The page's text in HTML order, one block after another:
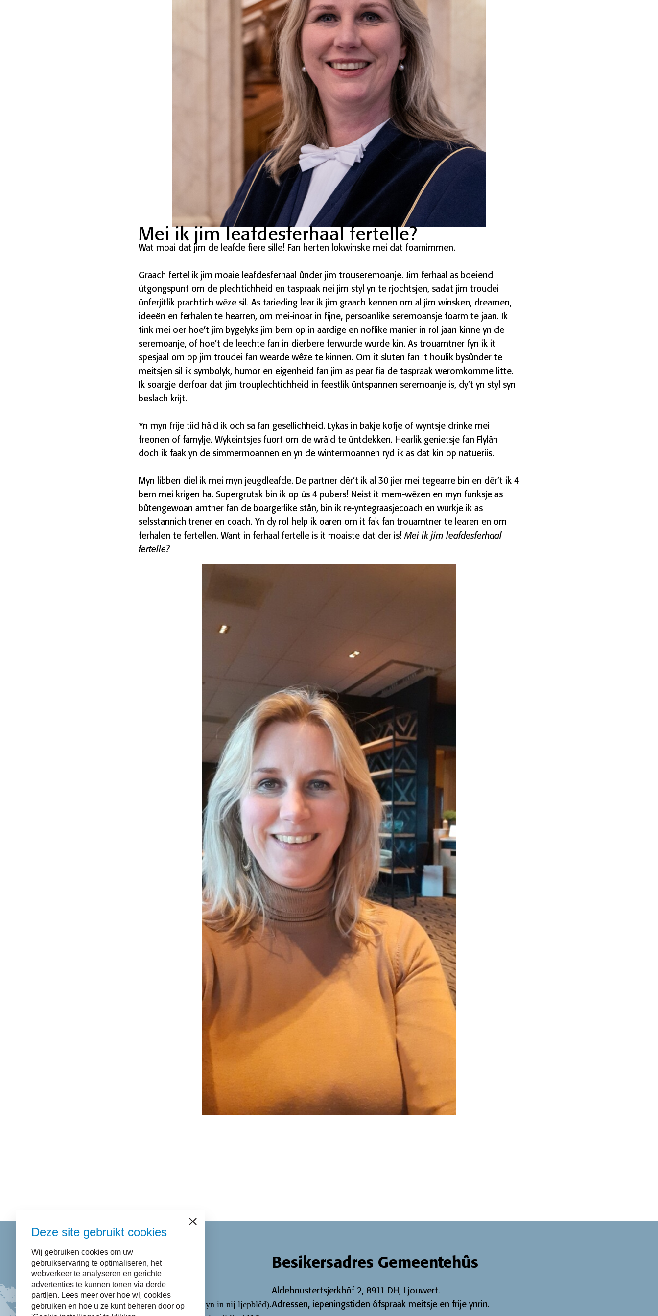
Mei ik jim leafdesferhaal fertelle?
Wat moai dat jim de leafde fiere sille! Fan herten lokwinske mei dat foarnimmen.
Graach fertel ik jim moaie leafdesferhaal ûnder jim trouseremoanje. Jim ferhaal as boeiend
útgongspunt om de plechtichheid en taspraak nei jim styl yn te rjochtsjen, sadat jim troudei
ûnferjitlik prachtich wêze sil. As tarieding lear ik jim graach kennen om al jim winsken, dreamen,
ideeën en ferhalen te hearren, om mei-inoar in fijne, persoanlike seremoansje foarm te jaan. Ik
tink mei oer hoe’t jim bygelyks jim bern op in aardige en noflike manier in rol jaan kinne yn de
seremoanje, of hoe’t de leechte fan in dierbere ferwurde wurde kin. As trouamtner fyn ik it
spesjaal om op jim troudei fan wearde wêze te kinnen. Om it sluten fan it houlik bysûnder te
meitsjen sil ik symbolyk, humor en eigenheid fan jim as pear fia de taspraak weromkomme litte.
Ik soargje derfoar dat jim trouplechtichheid in feestlik ûntspannen seremoanje is, dy’t yn styl syn
beslach krijt.
Yn myn frije tiid hâld ik och sa fan gesellichheid. Lykas in bakje kofje of wyntsje drinke mei
freonen of famylje. Wykeintsjes fuort om de wrâld te ûntdekken. Hearlik genietsje fan Flylân
doch ik faak yn de simmermoannen en yn de wintermoannen ryd ik as dat kin op natueriis.
Myn libben diel ik mei myn jeugdleafde. De partner dêr’t ik al 30 jier mei tegearre bin en dêr’t ik 4
bern mei krigen ha. Supergrutsk bin ik op ús 4 pubers! Neist it mem-wêzen en myn funksje as
bûtengewoan amtner fan de boargerlike stân, bin ik re-yntegraasjecoach en wurkje ik as
selsstannich trener en coach. Yn dy rol help ik oaren om it fak fan trouamtner te learen en om
ferhalen te fertellen. Want in ferhaal fertelle is it moaiste dat der is!Mei ik jim leafdesferhaal
fertelle?
Kontakt
14 058
E-mail fia it Kontaktformulier(iepenet yn in nij ljepblêd).
Besikersadres Gemeentehûs
Aldehoustertsjerkhôf 2, 8911 DH, Ljouwert.
Adressen, iepeningstiden ôfspraak meitsje en frije ynrin.
Deze site gebruikt cookies
Wij gebruiken cookies om uw
gebruikservaring te optimaliseren, het
webverkeer te analyseren en gerichte
advertenties te kunnen tonen via derde
partijen. Lees meer over hoe wij cookies
gebruiken en hoe u ze kunt beheren door op
Sluiten